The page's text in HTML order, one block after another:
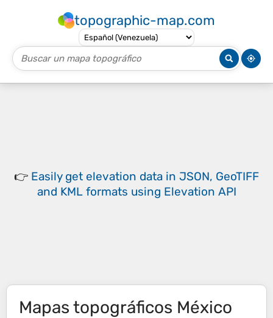
topographic-map.com
👉 Easily get elevation data in JSON, GeoTIFF
and KML formats using Elevation API
Mapas topográficos México